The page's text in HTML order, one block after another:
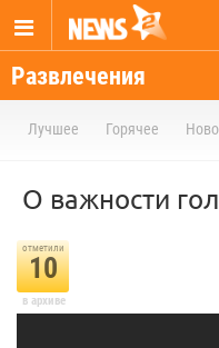
Развлечения
Лучшее Горячее
О важности
отметили
10
в архиве